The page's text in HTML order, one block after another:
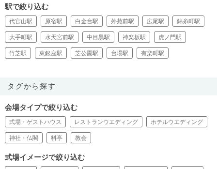
駅で絞り込む
代官山駅 原宿駅 白金台駅 外苑前駅 広尾駅 錦糸町駅
大手町駅 水天宮前駅 中目黒駅 神楽坂駅 虎ノ門駅
竹芝駅 東銀座駅 芝公園駅 台場駅 有楽町駅
タグから探す
会場タイプで絞り込む
式場・ゲストハウス レストランウエディング ホテルウエディング
神社・仏閣 料亭 教会
式場イメージで絞り込む